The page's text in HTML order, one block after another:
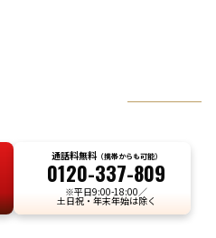
通話料無料（携帯からも可能）
0120-337-809
※平日9:00-18:00／
土日祝・年末年始は除く